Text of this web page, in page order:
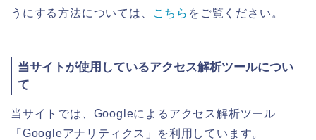
うにする方法については、
こちら をご覧ください。
当サイトが使用しているアクセス解析ツールについ
て
当サイトでは、Googleによるアクセス解析ツール
「Googleアナリティクス」を利用しています。